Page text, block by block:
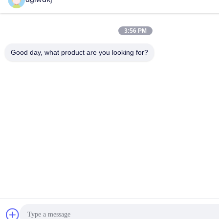
3:56 PM
Good day, what product are you looking for?